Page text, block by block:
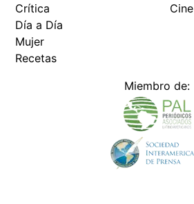
Crítica
Día a Día
Mujer
Recetas
Cine
Miembro de: